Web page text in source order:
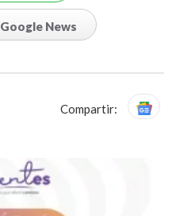
Google News
Compartir: